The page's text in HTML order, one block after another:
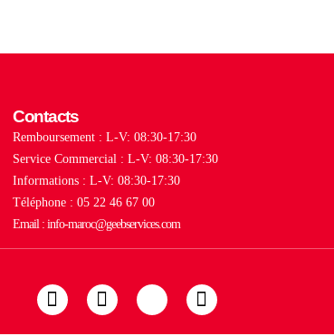
Contacts
Remboursement : L-V: 08:30-17:30
Service Commercial : L-V: 08:30-17:30
Informations : L-V: 08:30-17:30
Téléphone : 05 22 46 67 00
Email : info-maroc@geebservices.com